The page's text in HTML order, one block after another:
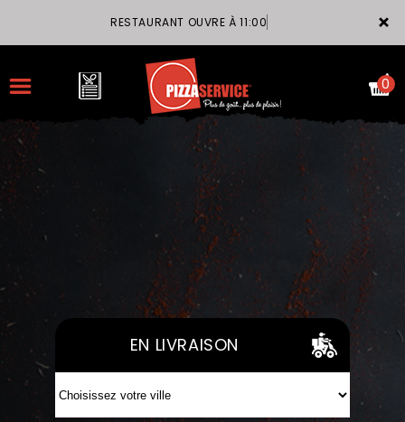
×
RESTAURANT OUVRE À 11:00
LA CARTE
VOTRE COMPTE
VOS AVIS
MENTIONS LÉGALES
0
EN LIVRAISON